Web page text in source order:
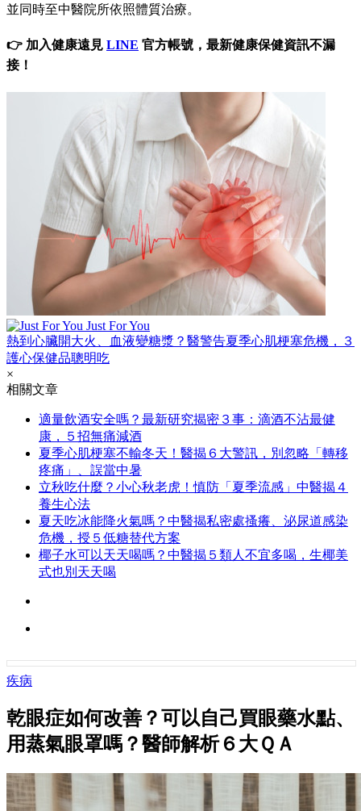
並同時至中醫院所依照體質治療。
👉 加入健康遠見 LINE 官方帳號，最新健康保健資訊不漏
接！
Just For You
熱到心臟開大火、血液變糖漿？醫警告夏季心肌梗塞危機，３
護心保健品聰明吃
×
相關文章
適量飲酒安全嗎？最新研究揭密３事：滴酒不沾最健
康，５招無痛減酒
夏季心肌梗塞不輸冬天！醫揭６大警訊，別忽略「轉移
疼痛」、誤當中暑
立秋吃什麼？小心秋老虎！慎防「夏季流感」中醫揭４
養生心法
夏天吃冰能降火氣嗎？中醫揭私密處搔癢、泌尿道感染
危機，授５低糖替代方案
椰子水可以天天喝嗎？中醫揭５類人不宜多喝，生椰美
式也別天天喝
疾病
乾眼症如何改善？可以自己買眼藥水點、
用蒸氣眼罩嗎？醫師解析６大ＱＡ